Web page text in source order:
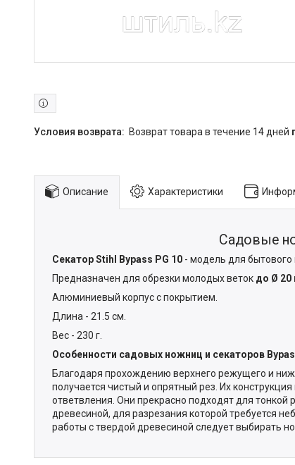
возврат товара в течение 14 дней
Описание Характеристики
Садовые
Секатор Stihl Bypass PG 10 - модель для бытового
Предназначен для обрезки молодых веток до Ø 20
Алюминиевый корпус с покрытием.
Длина - 21.5 см.
Вес - 230 г.
Особенности садовых ножниц и секаторов
Благодаря прохождению верхнего режущего и
получается чистый и опрятный рез. Их
ответвления. Они прекрасно подходят для тонкой
древесиной, для разрезания которой требуется
работы с твердой древесиной следует выбирать